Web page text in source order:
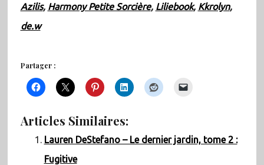
Azilis, Harmony Petite Sorcière, Liliebook, Kkrolyn,
de.w
Partager :
Articles Similaires:
Lauren DeStefano – Le dernier jardin, tome 2 :
Fugitive